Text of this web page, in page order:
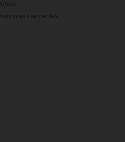
Puntos
Preguntas Frecuentes